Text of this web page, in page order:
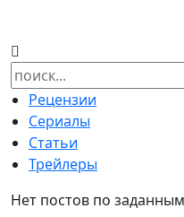
Найти:
Рецензии
Сериалы
Статьи
Трейлеры
Нет постов по